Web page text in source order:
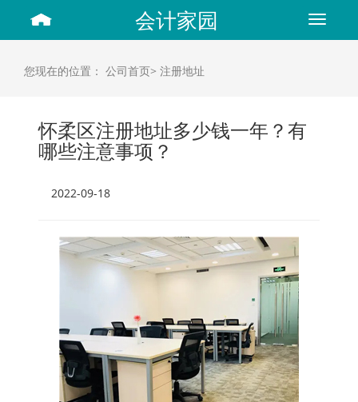
Toggle
会计家园
您现在的位置： 公司首页> 注册地址
怀柔区注册地址多少钱一年？有
哪些注意事项？
2022-09-18